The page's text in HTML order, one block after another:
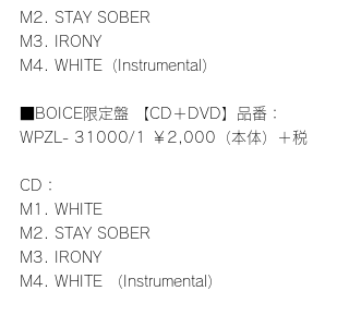
M2. STAY SOBER
M3. IRONY
M4. WHITE（Instrumental）
■BOICE限定盤 【CD＋DVD】品番：
WPZL- 31000/1 ￥2,000（本体）＋税
CD：
M1. WHITE
M2. STAY SOBER
M3. IRONY
M4. WHITE （Instrumental）